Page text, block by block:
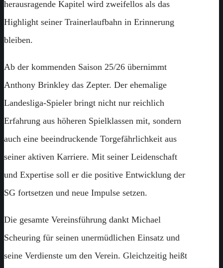
herausragende Kapitel wird zweifellos als das
Highlight seiner Trainerlaufbahn in Erinnerung
bleiben.
Ab der kommenden Saison 25/26 übernimmt
Anthony Brinkley das Zepter. Der ehemalige
Landesliga-Spieler bringt nicht nur reichlich
Erfahrung aus höheren Spielklassen mit, sondern
auch eine beeindruckende Torgefährlichkeit aus
seiner aktiven Karriere. Mit seiner Leidenschaft
und Expertise soll er die positive Entwicklung der
SG fortsetzen und neue Impulse setzen.
Die gesamte Vereinsführung dankt Michael
Scheuring für seinen unermüdlichen Einsatz und
seine Verdienste um den Verein. Gleichzeitig heißt